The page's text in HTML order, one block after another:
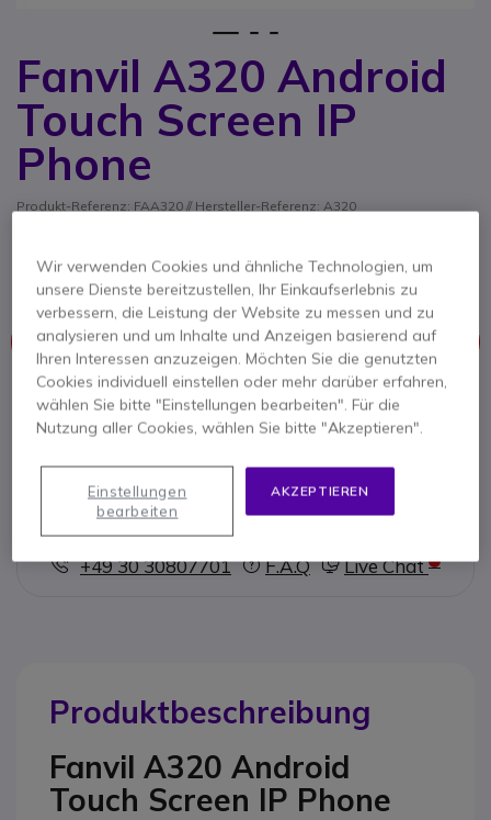
Fanvil A320 Android
Touch Screen IP
Phone
Produkt-Referenz: FAA320 // Hersteller-Referenz: A320
Touch Bedienung
Dieses Produkt wird nicht mehr hergestellt
Hier finden Sie eine Übersicht ähnlicher Produkte.
+49 30 30807701
F.A.Q Live Chat
Zum Anfang der Bildgalerie springen
Produktbeschreibung
Fanvil A320 Android
Touch Screen IP Phone
Wir verwenden Cookies und ähnliche Technologien, um
unsere Dienste bereitzustellen, Ihr Einkaufserlebnis zu
verbessern, die Leistung der Website zu messen und zu
analysieren und um Inhalte und Anzeigen basierend auf
Ihren Interessen anzuzeigen. Möchten Sie die genutzten
Cookies individuell einstellen oder mehr darüber erfahren,
wählen Sie bitte "Einstellungen bearbeiten". Für die
Nutzung aller Cookies, wählen Sie bitte "Akzeptieren".
AKZEPTIEREN
Einstellungen
bearbeiten